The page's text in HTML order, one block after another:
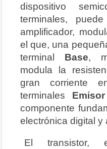
dispositivo
terminales,
amplificador,
el que, una
terminal Base,
modula la
gran corriente
terminales Emisor
componente
electrónica digital y
El transistor,